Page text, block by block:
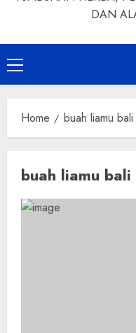
DAN
Primary
Menu
Home buah liamu bali
buah liamu bali